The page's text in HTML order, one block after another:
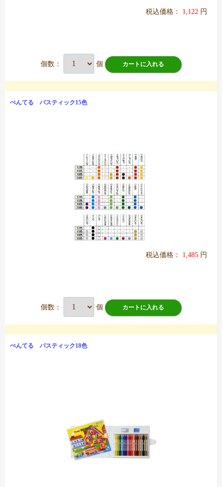
税込価格： 1,122 円
個数： 個 カートに入れる
ぺんてる パスティック15色
税込価格： 1,485 円
個数： 個 カートに入れる
ぺんてる パスティック18色